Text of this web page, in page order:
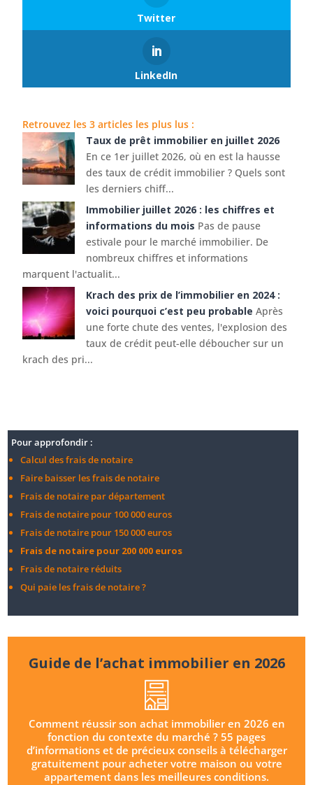
Twitter
LinkedIn
Retrouvez les 3 articles les plus lus :
Taux de prêt immobilier en juillet 2026
En ce 1er juillet 2026, où en est la hausse
des taux de crédit immobilier ? Quels sont
les derniers chiff...
Immobilier juillet 2026 : les chiffres et
informations du mois Pas de pause
estivale pour le marché immobilier. De
nombreux chiffres et informations
marquent l'actualit...
Krach des prix de l’immobilier en 2024 :
voici pourquoi c’est peu probable Après
une forte chute des ventes, l'explosion des
taux de crédit peut-elle déboucher sur un
krach des pri...
Pour approfondir :
Calcul des frais de notaire
Faire baisser les frais de notaire
Frais de notaire par département
Frais de notaire pour 100 000 euros
Frais de notaire pour 150 000 euros
Frais de notaire pour 200 000 euros
Frais de notaire réduits
Qui paie les frais de notaire ?
Guide de l’achat immobilier en 2026
Comment réussir son achat immobilier en 2026 en
fonction du contexte du marché ? 55 pages
d’informations et de précieux conseils à télécharger
gratuitement pour acheter votre maison ou votre
appartement dans les meilleures conditions.